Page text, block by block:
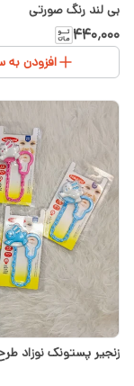
بی لند رنگ صورتی
۴۴۰٬۰۰۰
افزودن به
زنجیر پستونک نوزاد